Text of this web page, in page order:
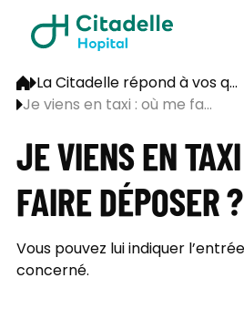
La Citadelle répond à vos q...
Je viens en taxi : où me fa...
JE VIENS EN
FAIRE DÉPOSER ?
Vous pouvez lui indiquer
concerné.